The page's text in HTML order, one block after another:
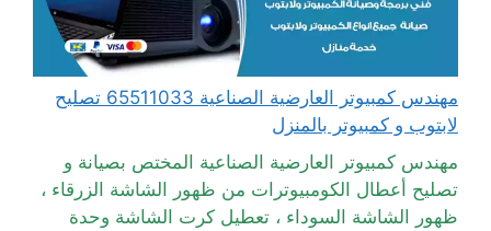
مهندس كمبيوتر العارضية الصناعية 65511033 تصليح
لابتوب و كمبيوتر بالمنزل
مهندس كمبيوتر العارضية الصناعية المختص بصيانة و
تصليح أعطال الكومبيوترات من ظهور الشاشة الزرقاء ،
ظهور الشاشة السوداء ، تعطيل كرت الشاشة وحدة